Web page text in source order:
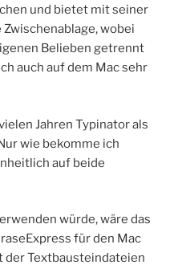
und bietet mit seiner
wobei
Belieben getrennt
auch auf dem Mac sehr
Jahren Typinator als
wie bekomme ich
auf beide
würde, wäre das
für den Mac
Textbausteindateien